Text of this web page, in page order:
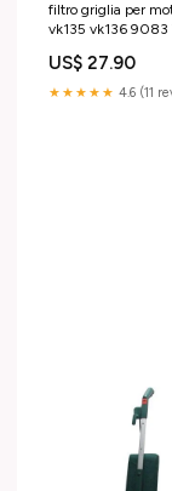
filtro griglia per
vk135 vk136
US$ 27.90
★★★★★ 4.6 (11